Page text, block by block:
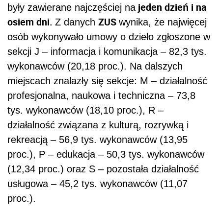
były zawierane najczęściej najeden dzień i na
osiem dni. Z danych ZUS wynika, że najwięcej
osób wykonywało umowy o dzieło zgłoszone w
sekcji J – informacja i komunikacja – 82,3 tys.
wykonawców (20,18 proc.). Na dalszych
miejscach znalazły się sekcje: M – działalność
profesjonalna, naukowa i techniczna – 73,8
tys. wykonawców (18,10 proc.), R –
działalność związana z kulturą, rozrywką i
rekreacją – 56,9 tys. wykonawców (13,95
proc.), P – edukacja – 50,3 tys. wykonawców
(12,34 proc.) oraz S – pozostała działalność
usługowa – 45,2 tys. wykonawców (11,07
proc.).